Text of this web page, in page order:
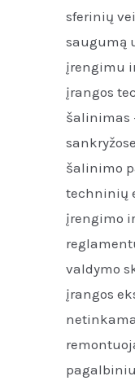
sferinių
saugumą
įrengimu
įrangos
šalinimas
šalinimo
techninių
įrengimo
valdymo
įrangos